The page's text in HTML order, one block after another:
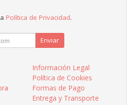
Política de Privacidad.
Enviar
Información Legal
Política de Cookies
Formas de Pago
Entrega y Transporte